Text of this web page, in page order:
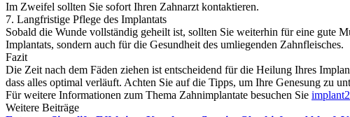
Im Zweifel sollten Sie sofort Ihren Zahnarzt kontaktieren.
7. Langfristige Pflege des Implantats
Sobald die Wunde vollständig geheilt ist, sollten Sie weiterhin für eine gute
Implantats, sondern auch für die Gesundheit des umliegenden Zahnfleisches.
Fazit
Die Zeit nach dem Fäden ziehen ist entscheidend für die Heilung Ihres
dass alles optimal verläuft. Achten Sie auf die Tipps, um Ihre Genesung zu
Für weitere Informationen zum Thema Zahnimplantate besuchen Sie
Weitere Beiträge